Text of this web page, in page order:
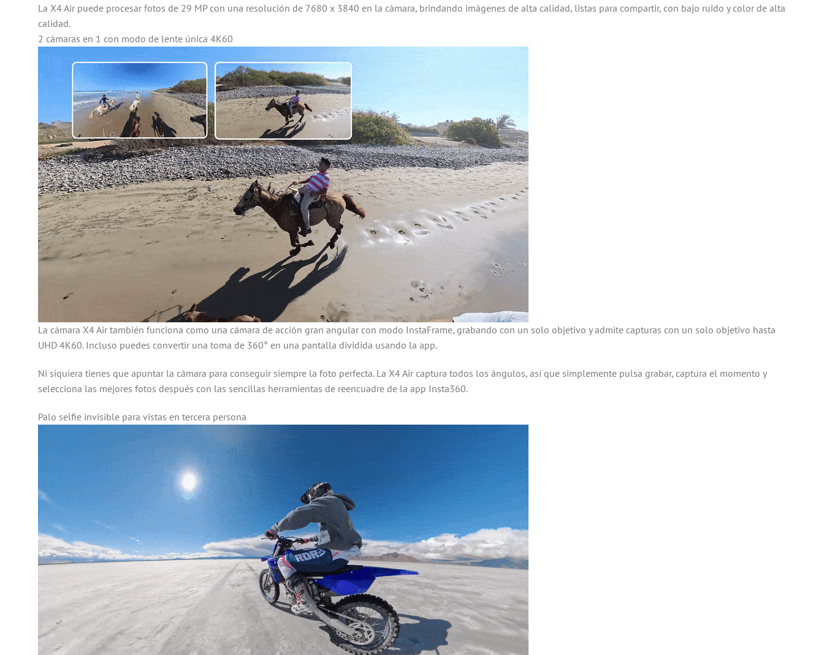
La X4 Air puede procesar fotos de 29 MP con una resolución de 7680 x 3840 en la cámara, brindando imágenes de alta calidad, listas para compartir, con bajo ruido y color de alta
calidad.
2 cámaras en 1 con modo de lente única 4K60
La cámara X4 Air también funciona como una cámara de acción gran angular con modo InstaFrame, grabando con un solo objetivo y admite capturas con un solo objetivo hasta
UHD 4K60. Incluso puedes convertir una toma de 360° en una pantalla dividida usando la app.
Ni siquiera tienes que apuntar la cámara para conseguir siempre la foto perfecta. La X4 Air captura todos los ángulos, así que simplemente pulsa grabar, captura el momento y
selecciona las mejores fotos después con las sencillas herramientas de reencuadre de la app Insta360.
Palo selfie invisible para vistas en tercera persona